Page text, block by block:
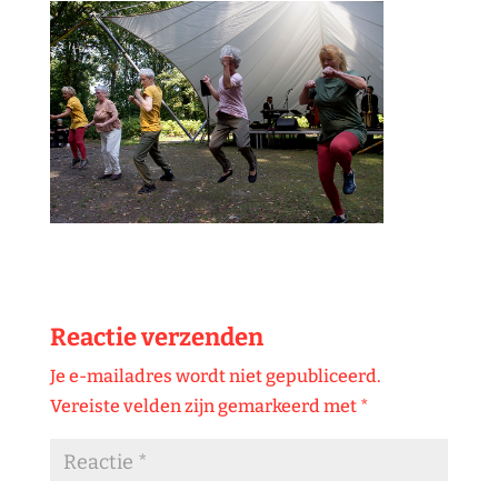
Reactie verzenden
Je e-mailadres wordt niet gepubliceerd.
Vereiste velden zijn gemarkeerd met *